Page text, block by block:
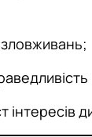
інтересів